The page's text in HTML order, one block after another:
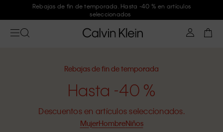
Únete a Calvin Klein y consigue un -10 %
Rebajas de fin de temporada
Hasta -40 %
Descuentos en artículos seleccionados.
MujerHombreNiños